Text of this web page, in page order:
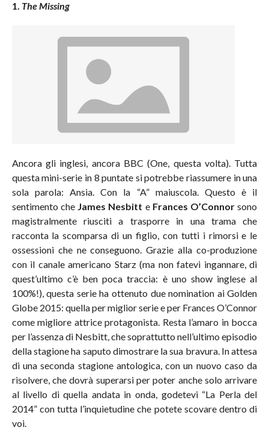
1. The Missing
Ancora gli inglesi, ancora BBC (One, questa volta). Tutta
questa mini-serie in 8 puntate si potrebbe riassumere in una
sola parola: Ansia. Con la “A” maiuscola. Questo è il
sentimento che James Nesbitt e Frances O’Connor sono
magistralmente riusciti a trasporre in una trama che
racconta la scomparsa di un figlio, con tutti i rimorsi e le
ossessioni che ne conseguono. Grazie alla co-produzione
con il canale americano Starz (ma non fatevi ingannare, di
quest’ultimo c’è ben poca traccia: è uno show inglese al
100%!), questa serie ha ottenuto due nomination ai Golden
Globe 2015: quella per miglior serie e per Frances O’Connor
come migliore attrice protagonista. Resta l’amaro in bocca
per l’assenza di Nesbitt, che soprattutto nell’ultimo episodio
della stagione ha saputo dimostrare la sua bravura. In attesa
di una seconda stagione antologica, con un nuovo caso da
risolvere, che dovrà superarsi per poter anche solo arrivare
al livello di quella andata in onda, godetevi “La Perla del
2014” con tutta l’inquietudine che potete scovare dentro di
voi.